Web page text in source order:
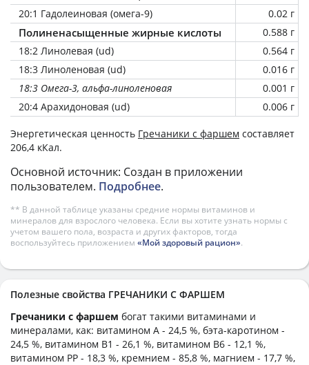
20:1 Гадолеиновая (омега-9)
0.02 г
Полиненасыщенные жирные кислоты
0.588 г
18:2 Линолевая (ud)
0.564 г
18:3 Линоленовая (ud)
0.016 г
18:3 Омега-3, альфа-линоленовая
0.001 г
20:4 Арахидоновая (ud)
0.006 г
Энергетическая ценность Гречаники с фаршем составляет
206,4 кКал.
Основной источник: Создан в приложении
пользователем. Подробнее.
** В данной таблице указаны средние нормы витаминов и
минералов для взрослого человека. Если вы хотите узнать нормы с
учетом вашего пола, возраста и других факторов, тогда
воспользуйтесь приложением «Мой здоровый рацион».
Полезные свойства ГРЕЧАНИКИ С ФАРШЕМ
Гречаники с фаршем богат такими витаминами и
минералами, как: витамином А - 24,5 %, бэта-каротином -
24,5 %, витамином B1 - 26,1 %, витамином B6 - 12,1 %,
витамином PP - 18,3 %, кремнием - 85,8 %, магнием - 17,7 %,